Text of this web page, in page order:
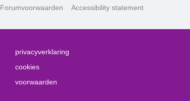
Forumvoorwaarden Accessibility statement
privacyverklaring
cookies
voorwaarden